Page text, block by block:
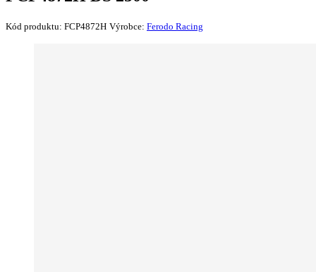
Kód produktu: FCP4872H Výrobce: Ferodo Racing